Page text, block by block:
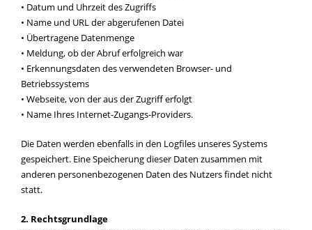
• Datum und Uhrzeit des Zugriffs
• Name und URL der abgerufenen Datei
• Übertragene Datenmenge
• Meldung, ob der Abruf erfolgreich war
• Erkennungsdaten des verwendeten Browser- und
Betriebssystems
• Webseite, von der aus der Zugriff erfolgt
• Name Ihres Internet-Zugangs-Providers.
Die Daten werden ebenfalls in den Logfiles unseres Systems
gespeichert. Eine Speicherung dieser Daten zusammen mit
anderen personenbezogenen Daten des Nutzers findet nicht
statt.
2. Rechtsgrundlage